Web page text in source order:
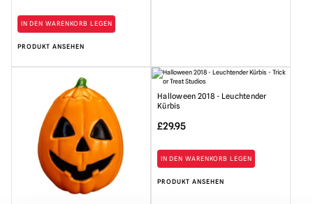
IN DEN WARENKORB LEGEN
PRODUKT ANSEHEN
Halloween 2018 - Leuchtender
Kürbis
£29.95
IN DEN WARENKORB LEGEN
PRODUKT ANSEHEN